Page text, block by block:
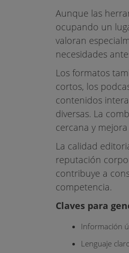
Aunque las
ocupando un
valoran
necesidades
Los formatos
cortos, los
contenidos
diversas. La
cercana y
La calidad
reputación
contribuye a
competencia.
Claves para
Información
Lenguaje